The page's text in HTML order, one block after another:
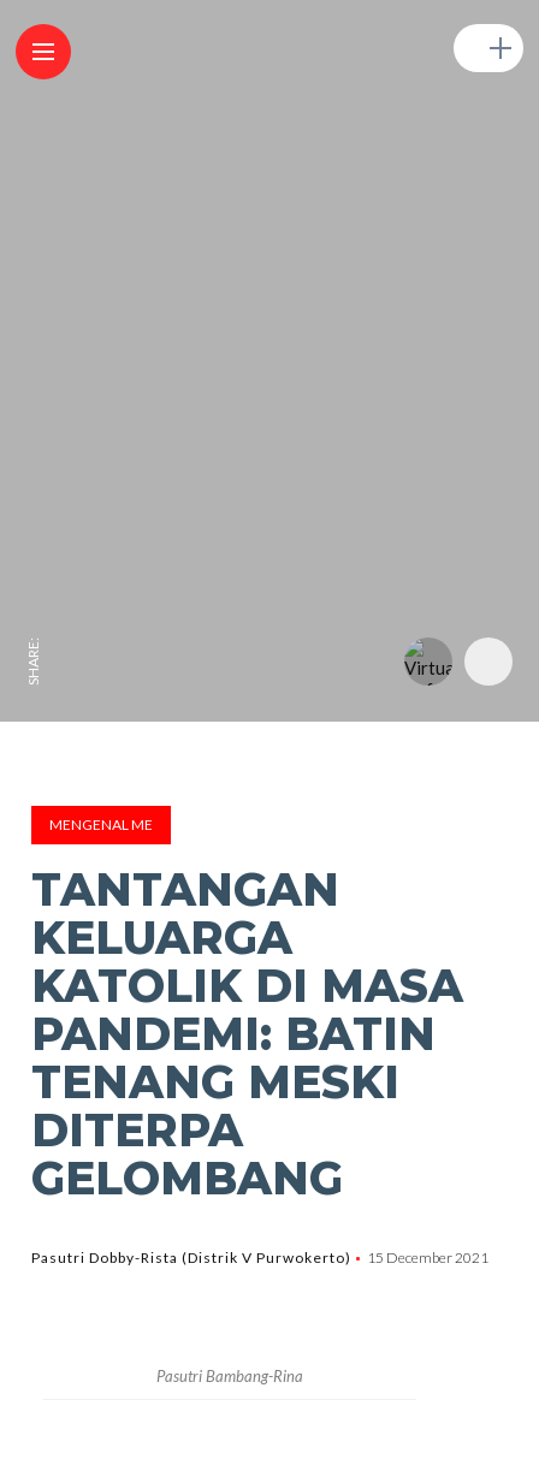
SHARE:
MENGENAL ME
TANTANGAN
KELUARGA
KATOLIK DI MASA
PANDEMI: BATIN
TENANG MESKI
DITERPA
GELOMBANG
Pasutri Dobby-Rista (Distrik V Purwokerto) 15 December 2021
Pasutri Bambang-Rina